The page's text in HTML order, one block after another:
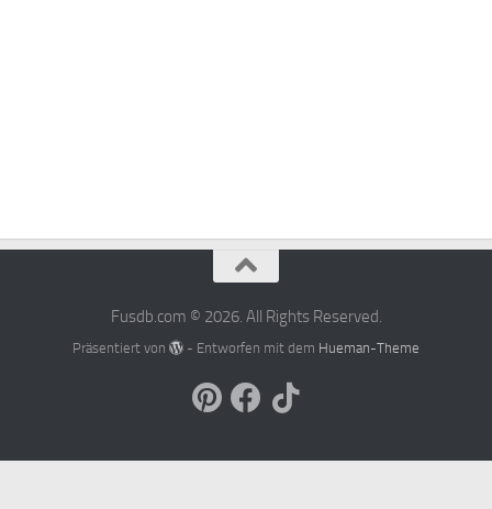
Fusdb.com © 2026. All Rights Reserved.
Präsentiert von - Entworfen mit dem Hueman-Theme